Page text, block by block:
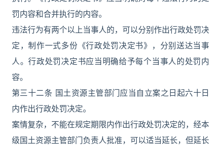
罚内容和合并执行的内容。
违法行为有两个以上当事人的，可以分别作出行政处罚决
定，制作一式多份《行政处罚决定书》，分别送达当事
人。行政处罚决定书应当明确给予每个当事人的处罚内
容。
第三十二条 国土资源主管部门应当自立案之日起六十日
内作出行政处罚决定。
案情复杂，不能在规定期限内作出行政处罚决定的，经本
级国土资源主管部门负责人批准，可以适当延长，但延长